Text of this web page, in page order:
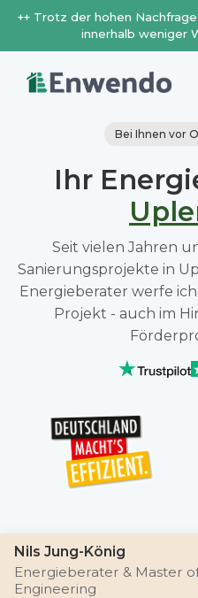
++ Trotz der hohen
innerhalb weniger
Bei Ihnen vor
Ihr
Seit vielen Jahren
Sanierungsprojekte in
Energieberater werfe
Projekt - auch im
Nils Jung-König
Energieberater & Master
Engineering